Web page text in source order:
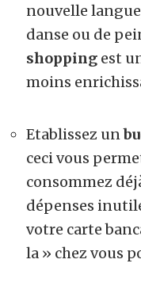
nouvelle
danse ou de
shopping est
moins
Etablissez un
ceci vous
consommez
dépenses
votre carte
la » chez vous